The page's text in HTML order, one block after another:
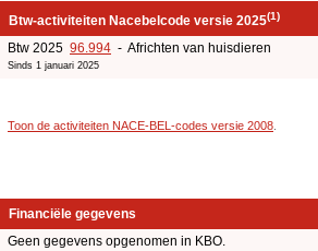
Btw-activiteiten Nacebelcode versie 2025(1)
Btw 2025 96.994 - Africhten van huisdieren
Sinds 1 januari 2025
Toon de activiteiten NACE-BEL-codes versie 2008
Financiële gegevens
Geen gegevens opgenomen in KBO.